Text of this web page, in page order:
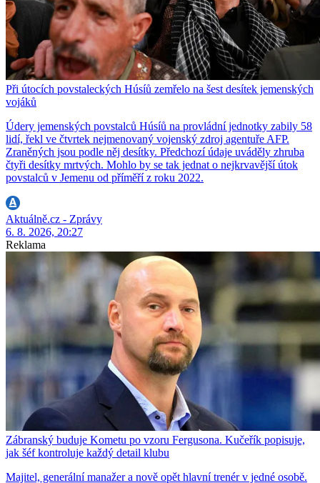
Při útocích povstaleckých Húsíů zemřelo na šest desítek jemenských
vojáků
Údery jemenských povstalců Húsíů na provládní jednotky zabily 58
lidí, řekl ve čtvrtek nejmenovaný vojenský zdroj agentuře AFP.
Zraněných jsou podle něj desítky. Předchozí údaje uváděly zhruba
čtyři desítky mrtvých. Mohlo by se tak jednat o nejkrvavější útok
povstalců v Jemenu od příměří z roku 2022.
Aktuálně.cz - Zprávy
6. 8. 2026, 20:27
Reklama
Zábranský buduje Kometu po vzoru Fergusona. Kučeřík popisuje,
jak šéf kontroluje každý detail klubu
Majitel, generální manažer a nově opět hlavní trenér v jedné osobě.